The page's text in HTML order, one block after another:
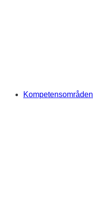
Kompetensområden